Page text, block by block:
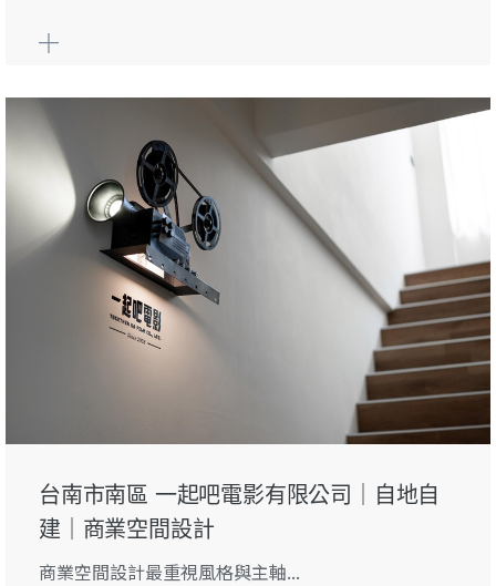
台南市南區 一起吧電影有限公司｜自地自
建｜商業空間設計
商業空間設計最重視風格與主軸...